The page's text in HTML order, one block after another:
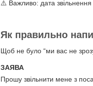
⚠️ Важливо: дата звільнення
Як правильно
Щоб не було “ми вас не
ЗАЯВА
Прошу звільнити мене з